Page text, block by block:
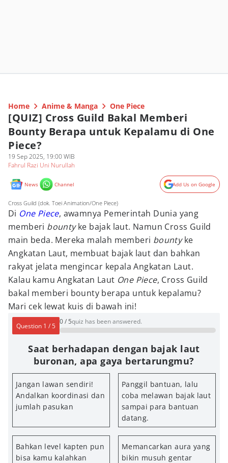
Home Anime & Manga One Piece
[QUIZ] Cross Guild Bakal Memberi
Bounty Berapa untuk Kepalamu di One
Piece?
19 Sep 2025, 19:00 WIB
Fahrul Razi Uni Nurullah
News Channel Add Us on Google
Cross Guild (dok. Toei Animation/One Piece)
Di One Piece, awamnya Pemerintah Dunia yang
memberi bountyke bajak laut. Namun Cross Guild
main beda. Mereka malah memberi bountyke
Angkatan Laut, membuat bajak laut dan bahkan
rakyat jelata mengincar kepala Angkatan Laut.
Kalau kamu Angkatan Laut One Piece, Cross Guild
bakal memberi bounty berapa untuk kepalamu?
Mari cek lewat kuis di bawah ini!
Question 1 /5
0/ 5quiz has been answered.
Saat berhadapan dengan bajak laut
buronan, apa gaya bertarungmu?
Jangan lawan sendiri!
Andalkan koordinasi dan
jumlah pasukan
Panggil bantuan, lalu
coba melawan bajak laut
sampai para bantuan
datang.
Bahkan level kapten pun
bisa kamu kalahkan
Memancarkan aura yang
bikin musuh gentar